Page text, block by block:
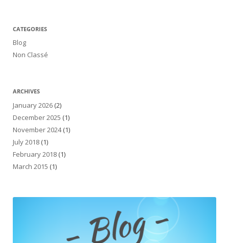
CATEGORIES
Blog
Non Classé
ARCHIVES
January 2026 (2)
December 2025 (1)
November 2024(1)
July 2018 (1)
February 2018 (1)
March 2015 (1)